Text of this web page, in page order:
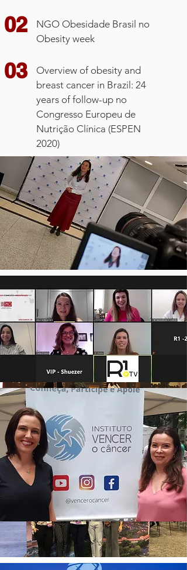
02
NGO Obesidade Brasil no
Obesity week
03
Overview of obesity and
breast cancer in Brazil: 24
years of follow-up no
Congresso Europeu de
Nutrição Clínica (ESPEN
2020)